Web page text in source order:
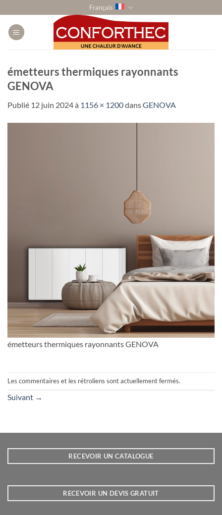
au
contenu
Français
émetteurs thermiques rayonnants
GENOVA
Publié 12 juin 2024à 1156 × 1200dansGENOVA
émetteurs thermiques rayonnants GENOVA
Les commentaires et les rétroliens sont actuellement fermés.
Suivant →
RECEVOIR UN CATALOGUE
RECEVOIR UN DEVIS GRATUIT